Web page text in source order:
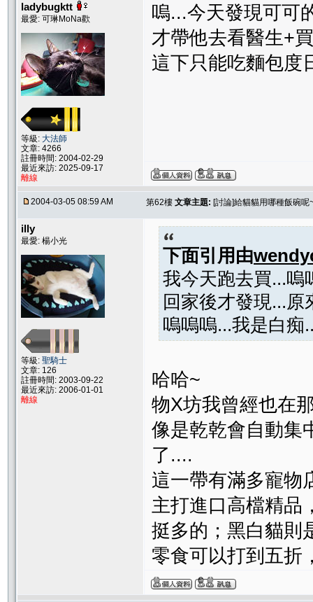
ladybugktt
最愛: 可琳MoNa歡
等級: 大法師
文章: 4266
註冊時間: 2004-02-29
最近來訪: 2025-09-17
離線
嗚...今天發現可可
才帶他去看醫生+
這下只能吃麵包度
2004-03-05 08:59 AM 第62樓 文章主題: [討論]給貓貓用哪種飯碗呢
illy
最愛: 楊小光
等級: 聖騎士
文章: 126
註冊時間: 2003-09-22
最近來訪: 2006-01-01
離線
下面引用由
我今天跑去買...嗚
回家後才發現...原
嗚嗚嗚...我是白痴
哈哈~
物X坊我曾經也在
像是乾乾會自動集
了....
這一帶有滿多寵物
主打進口高檔精品
挺多的；黑白貓則
零食可以打到五折